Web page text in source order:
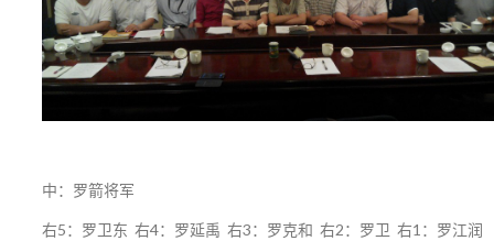
中：罗箭将军
右5：罗卫东 右4：罗延禹 右3：罗克和 右2：罗卫 右1：罗江润